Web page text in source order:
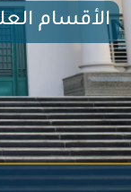
الأقسام